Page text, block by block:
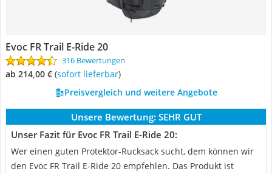
Evoc FR Trail E-Ride 20
316 Bewertungen
ab 214,00 € ( Sofort lieferbar)
Preisvergleich und weitere Angebote
Unsere Bewertung: SEHR GUT
Unser Fazit für Evoc FR Trail E-Ride 20:
Wer einen guten Protektor-Rucksack sucht, dem können wir
den Evoc FR Trail E-Ride 20 empfehlen. Das Produkt ist